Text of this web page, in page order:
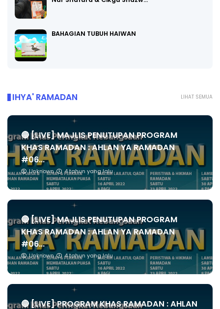
BAHAGIAN TUBUH HAIWAN
LIHAT SEMUA
IHYA' RAMADAN
🔴 [LIVE] MAJLIS PENUTUPAN PROGRAM
KHAS RAMADAN : AHLAN YA RAMADAN
#06...
Unknown 4 tahun yang lalu
🔴 [LIVE] MAJLIS PENUTUPAN PROGRAM
KHAS RAMADAN : AHLAN YA RAMADAN
#06...
Unknown 4 tahun yang lalu
🔴 [LIVE] PROGRAM KHAS RAMADAN : AHLAN